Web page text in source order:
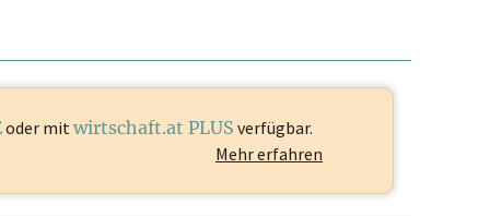
oder mit wirtschaft.at PLUS verfügbar.
Mehr erfahren